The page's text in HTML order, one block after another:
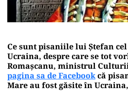
Ce sunt pisaniile lui Ștefan
Ucraina, despre care se tot
Romaşcanu, ministrul
pagina sa de Facebookcă
Mare au fost găsite în